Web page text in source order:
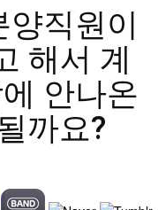
양직원이
해서 계
안나온
까요?